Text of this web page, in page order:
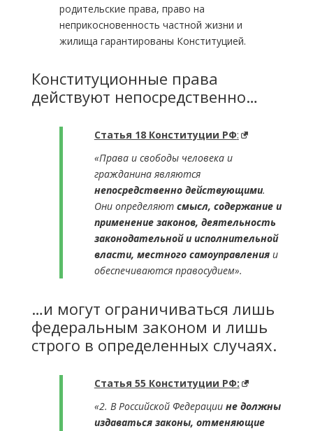
родительские права, право на
неприкосновенность частной жизни и
жилища гарантированы Конституцией.
Конституционные права
действуют непосредственно…
Статья 18 Конституции РФ:
«Права и свободы человека и
гражданина являются
непосредственно действующими.
Они определяют смысл, содержание и
применение законов, деятельность
законодательной и исполнительной
власти, местного самоуправленияи
обеспечиваются правосудием».
…и могут ограничиваться лишь
федеральным законом и лишь
строго в определенных случаях.
Статья 55 Конституции РФ:
«2. В Российской Федерации не должны
издаваться законы, отменяющие